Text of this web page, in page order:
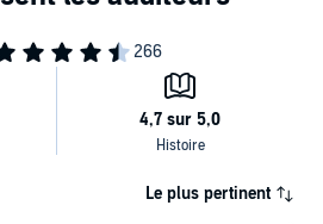
Le plus pertinent